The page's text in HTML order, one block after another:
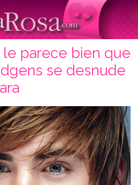
le parece bien que
se desnude